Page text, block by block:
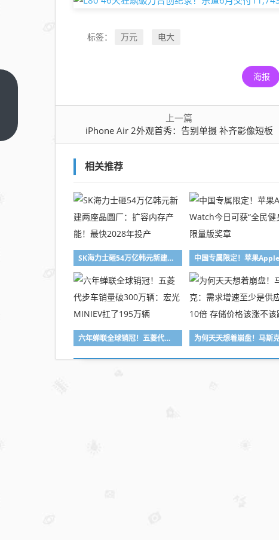
标签： 万元 电大
海报
上一篇
iPhone Air 2外观首秀：告别单摄 补齐影像短板
Air 2外
相关推荐
SK海力士砸54万亿韩元新建两座晶圆厂：扩容内存产能！最快2028年投产
六年蝉联全球销冠！五菱代步车销量破300万辆：宏光MINIEV扛了195万辆